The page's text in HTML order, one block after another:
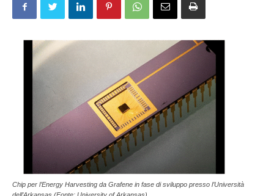
Chip per l’Energy Harvesting da Grafene in fase di sviluppo presso l’Università